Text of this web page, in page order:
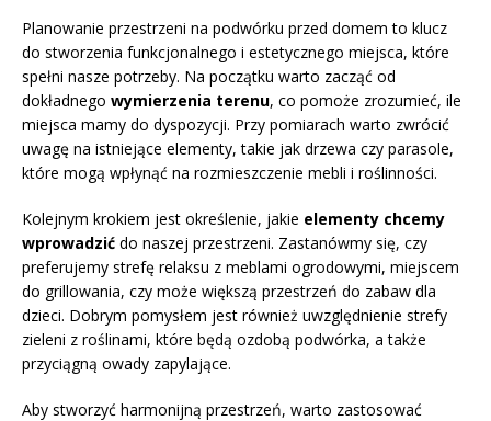
Planowanie przestrzeni na podwórku przed domem to klucz
do stworzenia funkcjonalnego i estetycznego miejsca, które
spełni nasze potrzeby. Na początku warto zacząć od
dokładnego wymierzenia terenu, co pomoże zrozumieć, ile
miejsca mamy do dyspozycji. Przy pomiarach warto zwrócić
uwagę na istniejące elementy, takie jak drzewa czy parasole,
które mogą wpłynąć na rozmieszczenie mebli i roślinności.
Kolejnym krokiem jest określenie, jakie elementy chcemy
wprowadzić do naszej przestrzeni. Zastanówmy się, czy
preferujemy strefę relaksu z meblami ogrodowymi, miejscem
do grillowania, czy może większą przestrzeń do zabaw dla
dzieci. Dobrym pomysłem jest również uwzględnienie strefy
zieleni z roślinami, które będą ozdobą podwórka, a także
przyciągną owady zapylające.
Aby stworzyć harmonijną przestrzeń, warto zastosować